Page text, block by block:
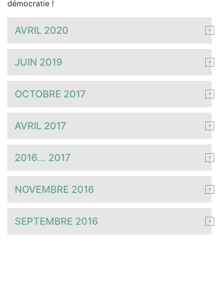
démocratie !
AVRIL 2020
JUIN 2019
OCTOBRE 2017
AVRIL 2017
2016... 2017
NOVEMBRE 2016
SEPTEMBRE 2016